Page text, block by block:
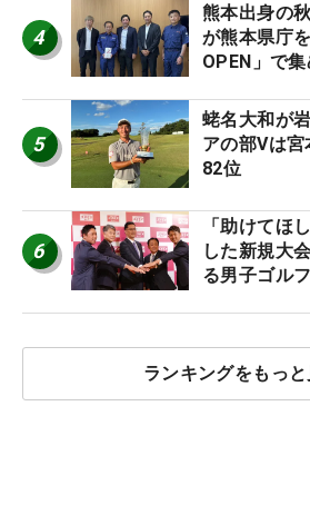
4
熊本出身の
が熊本県庁
OPEN」で
5
蛯名大和が
アの部Vは
82位
6
「助けてほ
した新規大
る男子ゴル
ランキングをもっ